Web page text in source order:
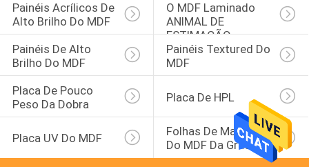
Painéis Acrílicos De
Alto Brilho Do MDF
O MDF Laminado
ANIMAL DE
ESTIMAÇÃO
Almofada
Painéis De Alto
Brilho Do MDF
Painéis Textured Do
MDF
Placa De Pouco
Peso Da Dobra
Placa De HPL
Placa UV Do MDF
Folhas De Madeira
Do MDF Da Grão